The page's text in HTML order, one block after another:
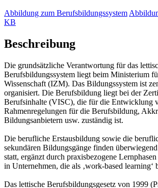
Abbildung zum Berufsbildungssystem
KB
Beschreibung
Die grundsätzliche Verantwortung für das
Berufsbildungssystem liegt beim Ministerium
Wissenschaft (IZM). Das Bildungssystem ist
organisiert. Die Berufsbildung liegt bei der
Berufsinhalte (VISC), die für die Entwicklung
Rahmenregelungen für die Berufsbildung,
Bildungsanbietern usw. zuständig ist.
Die berufliche Erstausbildung sowie die
sekundären Bildungsgänge finden
statt, ergänzt durch praxisbezogene
in Unternehmen, die als ‚work-based learning‘
Das lettische Berufsbildungsgesetz von 1999